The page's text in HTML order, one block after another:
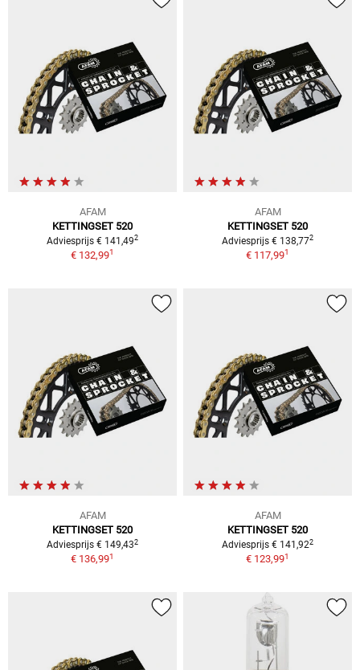
AFAM
KETTINGSET 520
Adviesprijs € 141,492
€ 132,991
AFAM
KETTINGSET 520
Adviesprijs € 138,772
€ 117,991
AFAM
KETTINGSET 520
Adviesprijs € 149,432
€ 136,991
AFAM
KETTINGSET 520
Adviesprijs € 141,922
€ 123,991